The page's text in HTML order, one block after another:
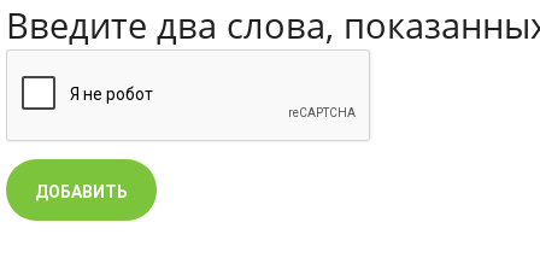
Введите два слова,